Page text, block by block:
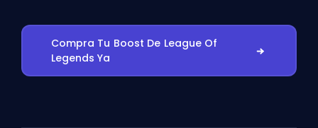
Compra Tu Boost De League Of
Legends Ya